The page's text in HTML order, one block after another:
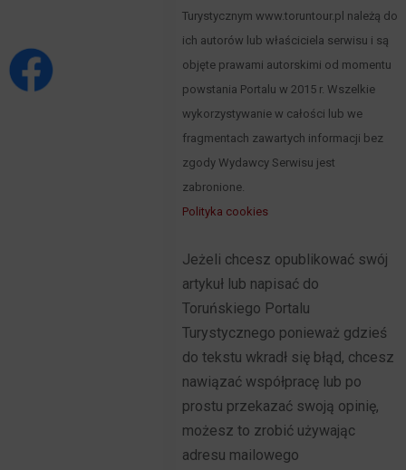
Turystycznym www.toruntour.pl należą do
ich autorów lub właściciela serwisu i są
objęte prawami autorskimi od momentu
powstania Portalu w 2015 r. Wszelkie
wykorzystywanie w całości lub we
fragmentach zawartych informacji bez
zgody Wydawcy Serwisu jest
zabronione.
Polityka cookies
Jeżeli chcesz opublikować swój
artykuł lub napisać do
Toruńskiego Portalu
Turystycznego ponieważ gdzieś
do tekstu wkradł się błąd, chcesz
nawiązać współpracę lub po
prostu przekazać swoją opinię,
możesz to zrobić używając
adresu mailowego